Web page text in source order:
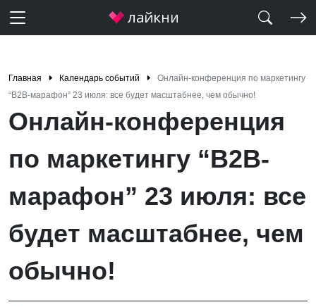
Главная Календарь событий
Онлайн-конференция по маркетингу
“B2B-марафон” 23 июля: все будет масштабнее, чем обычно!
Онлайн-конференция
по маркетингу “B2B-
марафон” 23 июля: все
будет масштабнее, чем
обычно!